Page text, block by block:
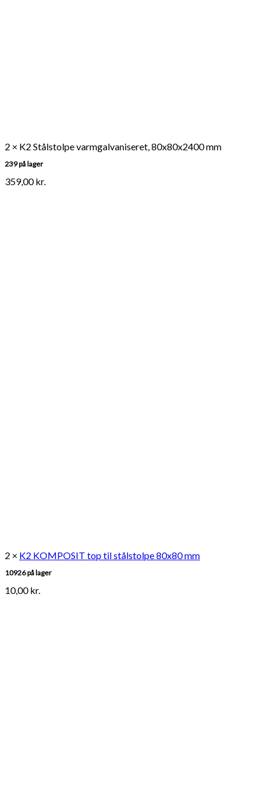
2 × K2 Stålstolpe varmgalvaniseret, 80x80x2400 mm
239 på lager
359,00kr.
2 × K2 KOMPOSIT top til stålstolpe 80x80 mm
10926 på lager
10,00kr.